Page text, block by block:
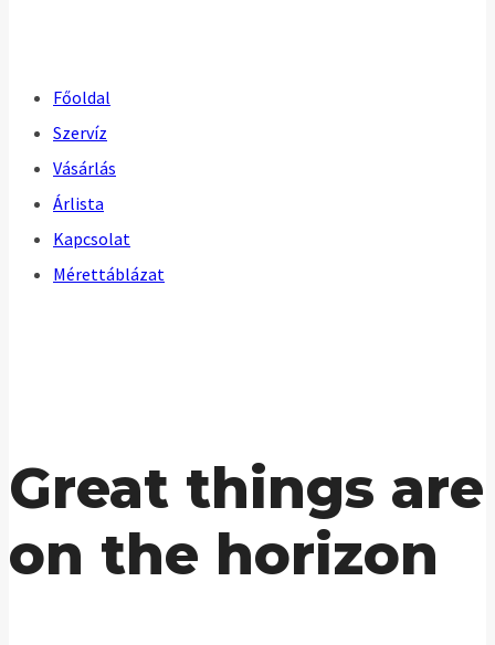
Főoldal
Szervíz
Vásárlás
Árlista
Kapcsolat
Mérettáblázat
Great things are
on the horizon